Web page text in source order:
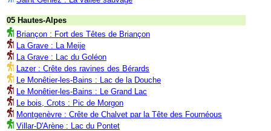
05 Hautes-Alpes
Briançon : Fort des Têtes de Briançon
La Grave : La Meije
La Grave : Lac du Goléon
Lazer : Crête des ravines des Bérards
Le Monêtier-les-Bains : Lac de la Douche
Le Monêtier-les-Bains : Le Grand Lac
Le bois, Crots : Pic de Morgon
Montgenèvre : Crête de Chalvet par la Tête des Fournéous
Villar-D'Arène : Lac du Pontet